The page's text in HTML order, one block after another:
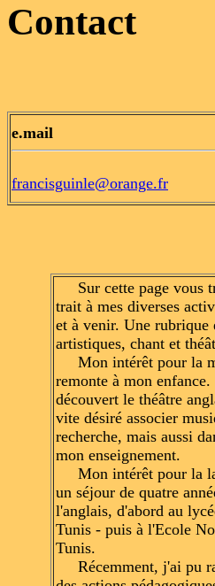
Contact
e.mail
francisguinle@orange.fr
Sur cette page vous
trait à mes diverses
et à venir. Une rubrique
artistiques, chant et
Mon intérêt pour la
remonte à mon
découvert le théâtre
vite désiré associer
recherche, mais aussi
mon enseignement.
Mon intérêt pour la
un séjour de quatre
l'anglais, d'abord au
Tunis - puis à l'Ecole
Tunis.
Récemment, j'ai pu